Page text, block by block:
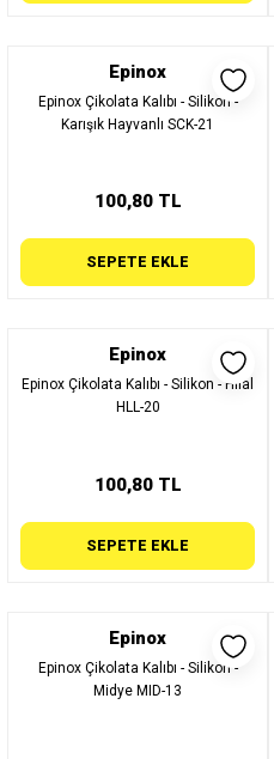
Epinox
Epinox Çikolata Kalıbı - Silikon -
Karışık Hayvanlı SCK-21
100,80 TL
SEPETE EKLE
Epinox
Epinox Çikolata Kalıbı - Silikon - Hilal
HLL-20
100,80 TL
SEPETE EKLE
Epinox
Epinox Çikolata Kalıbı - Silikon -
Midye MID-13